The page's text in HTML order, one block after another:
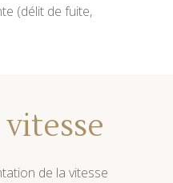
(délit de fuite,
de la vitesse